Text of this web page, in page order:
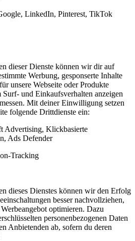
LinkedIn, Pinterest, TikTok
dieser Dienste können wir dir auf
Werbung, gesponserte Inhalte
unsere Webseite oder Produkte
Surf- und Einkaufsverhalten anzeigen
Mit deiner Einwilligung setzen
folgende Drittdienste ein:
Advertising, Klickbasierte
Ads Defender
Tracking
dieses Dienstes können wir den Erfolg
besser nachvollziehen,
optimieren. Dazu
personenbezogenen Daten
Anbietenden ab, sofern du deren